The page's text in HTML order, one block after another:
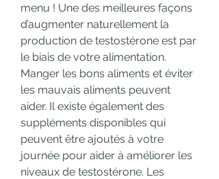
menu ! Une des meilleures façons
d’augmenter naturellement la
production de testostérone est par
le biais de votre alimentation.
Manger les bons aliments et éviter
les mauvais aliments peuvent
aider. Il existe également des
suppléments disponibles qui
peuvent être ajoutés à votre
journée pour aider à améliorer les
niveaux de testostérone. Les